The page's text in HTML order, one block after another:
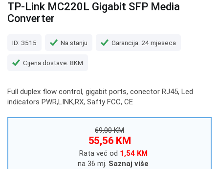
TP-Link MC220L Gigabit SFP Media
Converter
ID: 3515 Na stanju Garancija: 24 mjeseca
Cijena dostave: 8KM
Full duplex flow control, gigabit ports, conector RJ45, Led
indicators PWR,LINK,RX, Safty FCC, CE
69,00 KM
55,56 KM
Rata već od 1,54 KM
na 36 mj. Saznaj više